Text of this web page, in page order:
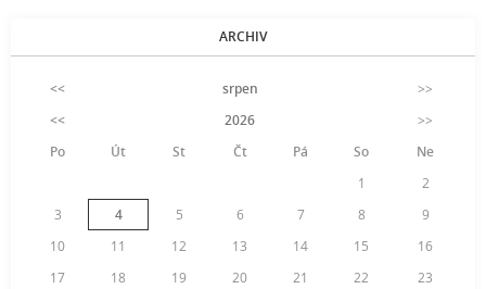
ARCHIV
<< srpen
>>
<<
2026
>>
Po
Út St Čt Pá So
Ne
1
2
3
4 5 6 7 8
9
10
11 12 13 14 15
16
17
18 19 20 21 22
23